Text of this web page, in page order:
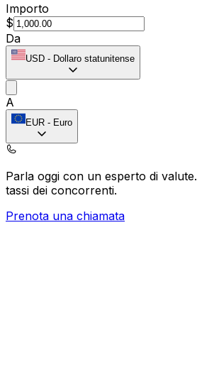
Importo
$
Da
USD - Dollaro statunitense
A
EUR - Euro
Parla oggi con un esperto di valute.
tassi dei concorrenti.
Prenota una chiamata